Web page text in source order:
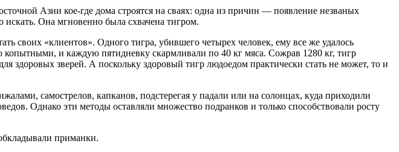
Азии кое-где дома строятся на сваях: одна из причин — появление незваных
искать. Она мгновенно была схвачена тигром.
«клиентов». Одного тигра, убившего четырех человек, ему все же удалось
и каждую пятидневку скармливали по 40 кг мяса. Сожрав 1280 кг, тигр
здоровых зверей. А поскольку здоровый тигр людоедом практически стать не может, то и
самострелов, капканов, подстерегая у падали или на солонцах, куда приходили
Однако эти методы оставляли множество подранков и только способствовали росту
приманки.